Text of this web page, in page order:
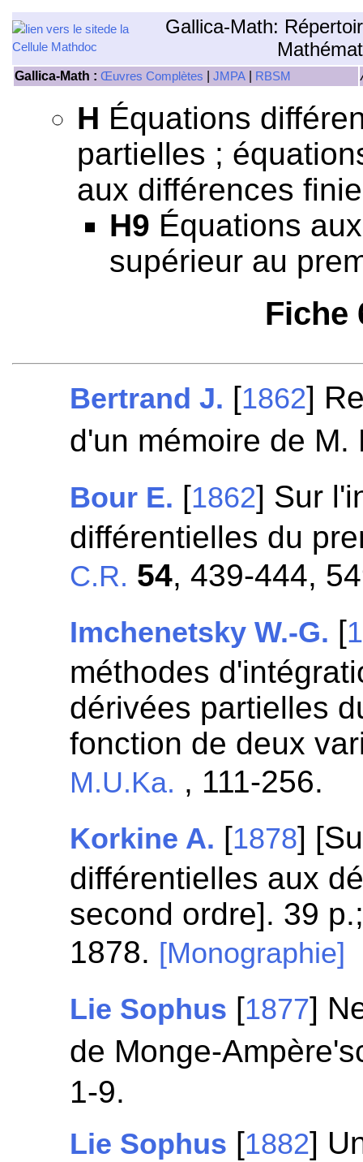
Gallica-Math:
Gallica-Math : Œuvres Complètes JMPA RBSM
H Équations
partielles ;
aux différences
H9 Équations
supérieur au
Fiche
Bertrand J. [1862]
d'un mémoire de
Bour E. [1862] Sur
différentielles du
C.R. 54, 439-444,
Imchenetsky W.-G. [
méthodes
dérivées partielles
fonction de deux
M.U.Ka. , 111-256.
Korkine A. [1878]
différentielles aux
second ordre]. 39
1878. [Monographie]
Lie Sophus [1877]
de Monge-
1-9.
Lie Sophus [1882]